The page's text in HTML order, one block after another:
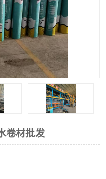
卷材批发